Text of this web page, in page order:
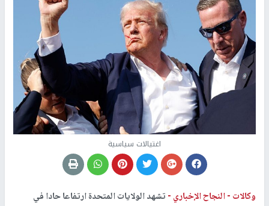
اغتيالات سياسية
وكالات -النجاح الإخباري -تشهد الولايات المتحدة ارتفاعا حادا في